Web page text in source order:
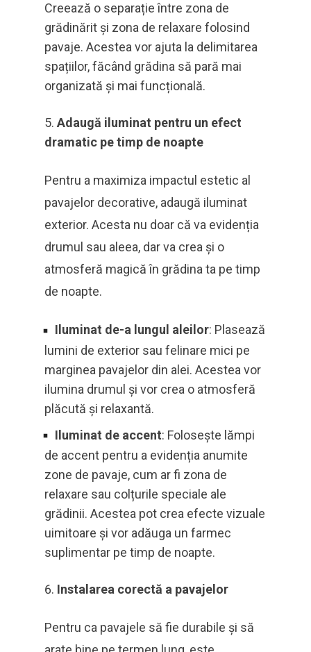
Creează o separație între zona de
grădinărit și zona de relaxare folosind
pavaje. Acestea vor ajuta la delimitarea
spațiilor, făcând grădina să pară mai
organizată și mai funcțională.
Adaugă iluminat pentru un efect
dramatic pe timp de noapte
Pentru a maximiza impactul estetic al
pavajelor decorative, adaugă iluminat
exterior. Acesta nu doar că va evidenția
drumul sau aleea, dar va crea și o
atmosferă magică în grădina ta pe timp
de noapte.
Iluminat de-a lungul aleilor: Plasează
lumini de exterior sau felinare mici pe
marginea pavajelor din alei. Acestea vor
ilumina drumul și vor crea o atmosferă
plăcută și relaxantă.
Iluminat de accent: Folosește lămpi
de accent pentru a evidenția anumite
zone de pavaje, cum ar fi zona de
relaxare sau colțurile speciale ale
grădinii. Acestea pot crea efecte vizuale
uimitoare și vor adăuga un farmec
suplimentar pe timp de noapte.
Instalarea corectă a pavajelor
Pentru ca pavajele să fie durabile și să